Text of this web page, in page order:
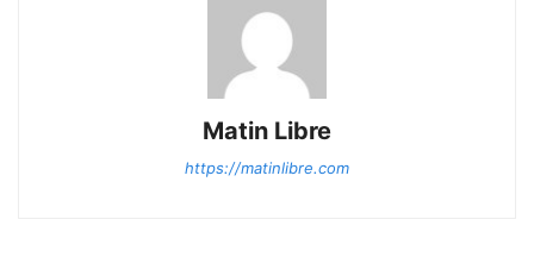
Matin Libre
https://matinlibre.com